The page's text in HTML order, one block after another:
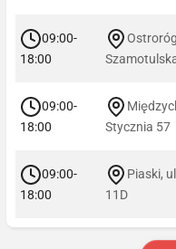
09:00-
18:00
09:00-
18:00
Stycznia 57
09:00-
18:00
Piaski,
11D